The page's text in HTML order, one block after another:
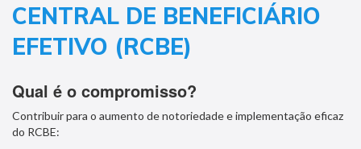
CENTRAL DE BENEFICIÁRIO
EFETIVO (RCBE)
Qual é o compromisso?
Contribuir para o aumento de notoriedade e implementação eficaz
do RCBE: